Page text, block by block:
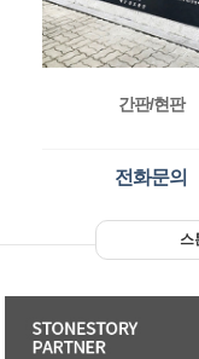
간판/현판
전화문의
스